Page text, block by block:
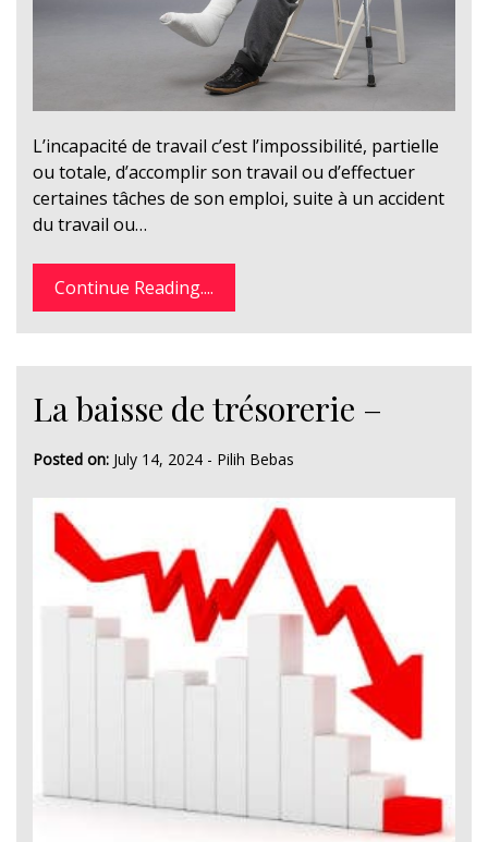
L’incapacité de travail c’est l’impossibilité, partielle
ou totale, d’accomplir son travail ou d’effectuer
certaines tâches de son emploi, suite à un accident
du travail ou…
Continue Reading....
La baisse de trésorerie –
Posted on: July 14, 2024 - Pilih Bebas